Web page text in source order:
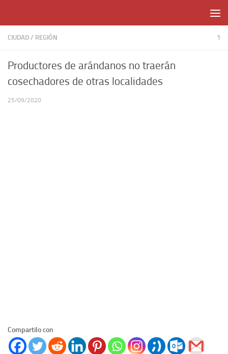
CIUDAD / REGIÓN 1
Productores de arándanos no traerán
cosechadores de otras localidades
25/09/2020
Compartilo con